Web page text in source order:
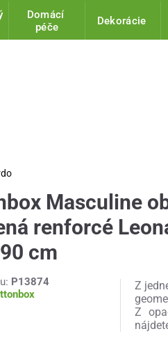
Domácí
péče
Dekorácie
Masculine
renforcé
cm
P13874
Z
Z